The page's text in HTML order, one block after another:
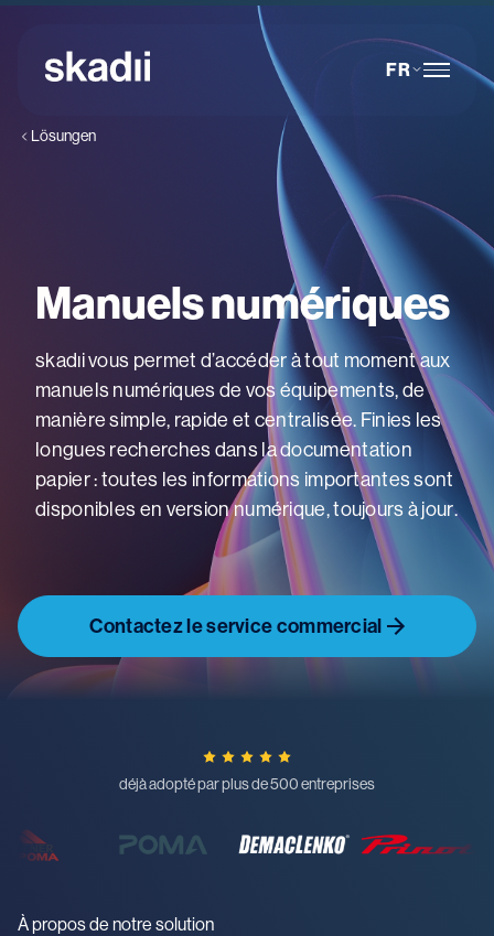
FR
Lösungen
Manuels numériques
skadıi vous permet d’accéder à tout moment aux
manuels numériques de vos équipements, de
manière simple, rapide et centralisée. Finies les
longues recherches dans la documentation
papier : toutes les informations importantes sont
disponibles en version numérique, toujours à jour.
Contactez le service commercial
déjà adopté par plus de 500 entreprises
À propos de notre solution